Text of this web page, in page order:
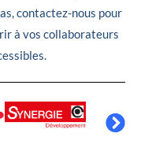
contactez-nous pour
à vos collaborateurs